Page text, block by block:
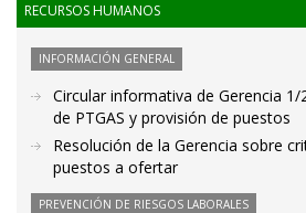
RECURSOS HUMANOS
INFORMACIÓN GENERAL
Circular informativa de Gerencia
de PTGAS y provisión de puestos
Resolución de la Gerencia sobre
puestos a ofertar
PREVENCIÓN DE RIESGOS LABORALES